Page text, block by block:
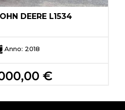
DEERE L1534
Anno: 2018
€